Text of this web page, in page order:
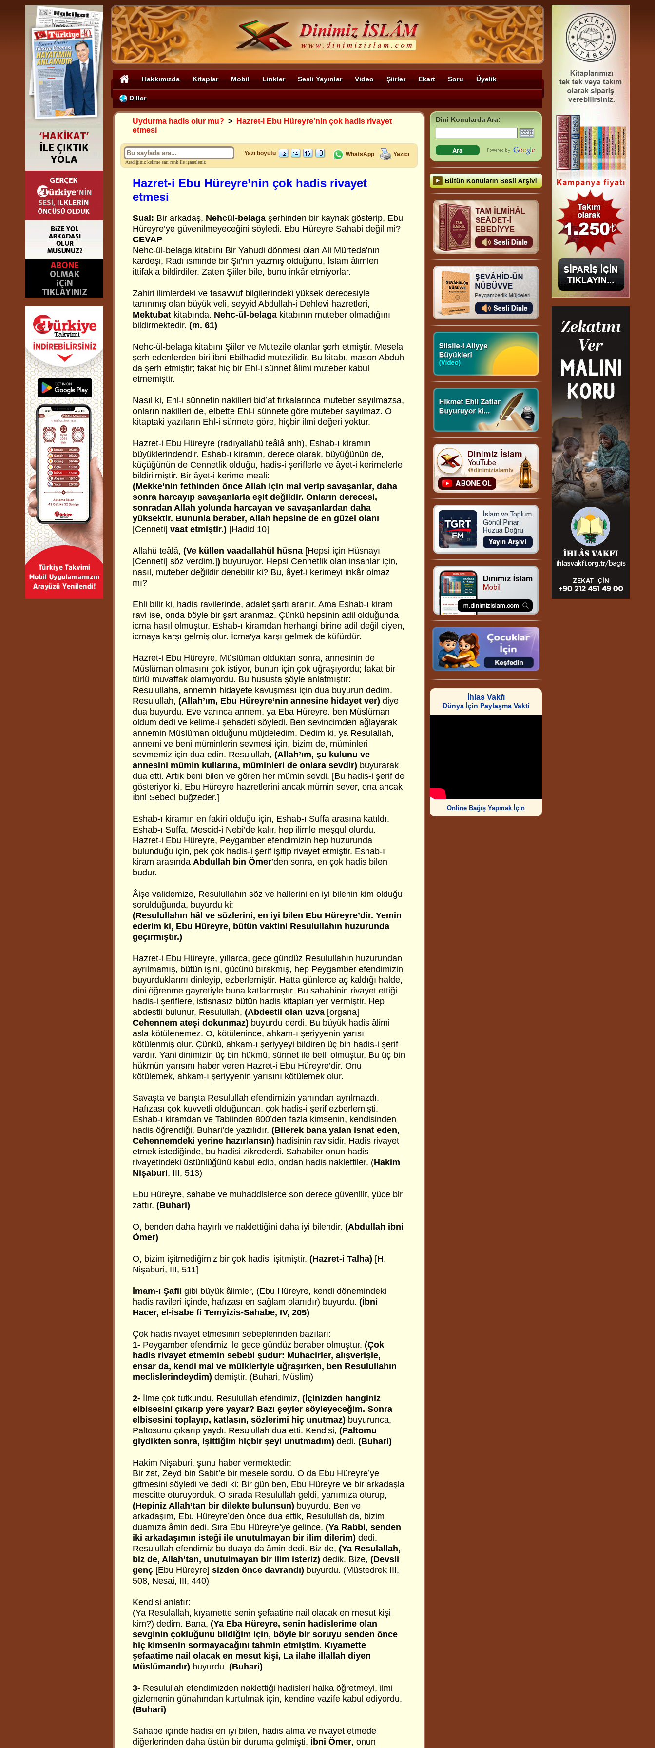
Hakkımızda Kitaplar Mobil Linkler Sesli Yayınlar Video Şiirler Ekart Soru Üyelik
Diller
Uydurma hadis olur mu? >
Hazret-i Ebu Hüreyre’nin çok hadis rivayet
etmesi
Aradığınız kelime sarı renk ile işaretlenir.
Yazı boyutu WhatsApp Yazıcı
Hazret-i Ebu Hüreyre’nin çok hadis rivayet
etmesi
Sual: Bir arkadaş, Nehcül-belaga şerhinden bir kaynak gösterip, Ebu
Hüreyre’ye güvenilmeyeceğini söyledi. Ebu Hüreyre Sahabi değil mi?
CEVAP
Nehc-ül-belaga kitabını Bir Yahudi dönmesi olan Ali Mürteda'nın
kardeşi, Radi isminde bir Şii'nin yazmış olduğunu, İslam âlimleri
ittifakla bildirdiler. Zaten Şiiler bile, bunu inkâr etmiyorlar.
Zahiri ilimlerdeki ve tasavvuf bilgilerindeki yüksek derecesiyle
tanınmış olan büyük veli, seyyid Abdullah-i Dehlevi hazretleri,
Mektubat kitabında, Nehc-ül-belaga kitabının muteber olmadığını
bildirmektedir. (m. 61)
Nehc-ül-belaga kitabını Şiiler ve Mutezile olanlar şerh etmiştir. Mesela
şerh edenlerden biri İbni Ebilhadid mutezilidir. Bu kitabı, mason Abduh
da şerh etmiştir; fakat hiç bir Ehl-i sünnet âlimi muteber kabul
etmemiştir.
Nasıl ki, Ehl-i sünnetin nakilleri bid’at fırkalarınca muteber sayılmazsa,
onların nakilleri de, elbette Ehl-i sünnete göre muteber sayılmaz. O
kitaptaki yazıların Ehl-i sünnete göre, hiçbir ilmi değeri yoktur.
Hazret-i Ebu Hüreyre (radıyallahü teâlâ anh), Eshab-ı kiramın
büyüklerindendir. Eshab-ı kiramın, derece olarak, büyüğünün de,
küçüğünün de Cennetlik olduğu, hadis-i şeriflerle ve âyet-i kerimelerle
bildirilmiştir. Bir âyet-i kerime meali:
(Mekke’nin fethinden önce Allah için mal verip savaşanlar, daha
sonra harcayıp savaşanlarla eşit değildir. Onların derecesi,
sonradan Allah yolunda harcayan ve savaşanlardan daha
yüksektir. Bununla beraber, Allah hepsine de en güzel olanı
[Cenneti] vaat etmiştir.) [Hadid 10]
Allahü teâlâ, (Ve küllen vaadallahül hüsna [Hepsi için Hüsnayı
[Cenneti] söz verdim.]) buyuruyor. Hepsi Cennetlik olan insanlar için,
nasıl, muteber değildir denebilir ki? Bu, âyet-i kerimeyi inkâr olmaz
mı?
Ehli bilir ki, hadis ravilerinde, adalet şartı aranır. Ama Eshab-ı kiram
ravi ise, onda böyle bir şart aranmaz. Çünkü hepsinin adil olduğunda
icma hasıl olmuştur. Eshab-ı kiramdan herhangi birine adil değil diyen,
icmaya karşı gelmiş olur. İcma'ya karşı gelmek de küfürdür.
Hazret-i Ebu Hüreyre, Müslüman olduktan sonra, annesinin de
Müslüman olmasını çok istiyor, bunun için çok uğraşıyordu; fakat bir
türlü muvaffak olamıyordu. Bu hususta şöyle anlatmıştır:
Resulullaha, annemin hidayete kavuşması için dua buyurun dedim.
Resulullah, (Allah’ım, Ebu Hüreyre’nin annesine hidayet ver) diye
dua buyurdu. Eve varınca annem, ya Eba Hüreyre, ben Müslüman
oldum dedi ve kelime-i şehadeti söyledi. Ben sevincimden ağlayarak
annemin Müslüman olduğunu müjdeledim. Dedim ki, ya Resulallah,
annemi ve beni müminlerin sevmesi için, bizim de, müminleri
sevmemiz için dua edin. Resulullah, (Allah’ım, şu kulunu ve
annesini mümin kullarına, müminleri de onlara sevdir) buyurarak
dua etti. Artık beni bilen ve gören her mümin sevdi. [Bu hadis-i şerif de
gösteriyor ki, Ebu Hüreyre hazretlerini ancak mümin sever, ona ancak
İbni Sebeci buğzeder.]
Eshab-ı kiramın en fakiri olduğu için, Eshab-ı Suffa arasına katıldı.
Eshab-ı Suffa, Mescid-i Nebi’de kalır, hep ilimle meşgul olurdu.
Hazret-i Ebu Hüreyre, Peygamber efendimizin hep huzurunda
bulunduğu için, pek çok hadis-i şerif işitip rivayet etmiştir. Eshab-ı
kiram arasında Abdullah bin Ömer’den sonra, en çok hadis bilen
budur.
Âişe validemize, Resulullahın söz ve hallerini en iyi bilenin kim olduğu
sorulduğunda, buyurdu ki:
(Resulullahın hâl ve sözlerini, en iyi bilen Ebu Hüreyre’dir. Yemin
ederim ki, Ebu Hüreyre, bütün vaktini Resulullahın huzurunda
geçirmiştir.)
Hazret-i Ebu Hüreyre, yıllarca, gece gündüz Resulullahın huzurundan
ayrılmamış, bütün işini, gücünü bırakmış, hep Peygamber efendimizin
buyurduklarını dinleyip, ezberlemiştir. Hatta günlerce aç kaldığı halde,
dini öğrenme gayretiyle buna katlanmıştır. Bu sahabinin rivayet ettiği
hadis-i şeriflere, istisnasız bütün hadis kitapları yer vermiştir. Hep
abdestli bulunur, Resulullah, (Abdestli olan uzva [organa]
Cehennem ateşi dokunmaz) buyurdu derdi. Bu büyük hadis âlimi
asla kötülenemez. O, kötülenince, ahkam-ı şeriyyenin yarısı
kötülenmiş olur. Çünkü, ahkam-ı şeriyyeyi bildiren üç bin hadis-i şerif
vardır. Yani dinimizin üç bin hükmü, sünnet ile belli olmuştur. Bu üç bin
hükmün yarısını haber veren Hazret-i Ebu Hüreyre’dir. Onu
kötülemek, ahkam-ı şeriyyenin yarısını kötülemek olur.
Savaşta ve barışta Resulullah efendimizin yanından ayrılmazdı.
Hafızası çok kuvvetli olduğundan, çok hadis-i şerif ezberlemişti.
Eshab-ı kiramdan ve Tabiinden 800’den fazla kimsenin, kendisinden
hadis öğrendiği, Buhari’de yazılıdır. (Bilerek bana yalan isnat eden,
Cehennemdeki yerine hazırlansın) hadisinin ravisidir. Hadis rivayet
etmek istediğinde, bu hadisi zikrederdi. Sahabiler onun hadis
rivayetindeki üstünlüğünü kabul edip, ondan hadis naklettiler. (Hakim
Nişaburi, III, 513)
Ebu Hüreyre, sahabe ve muhaddislerce son derece güvenilir, yüce bir
zattır. (Buhari)
O, benden daha hayırlı ve naklettiğini daha iyi bilendir. (Abdullah ibni
Ömer)
O, bizim işitmediğimiz bir çok hadisi işitmiştir. (Hazret-i Talha) [H.
Nişaburi, III, 511]
İmam-ı Şafii gibi büyük âlimler, (Ebu Hüreyre, kendi dönemindeki
hadis ravileri içinde, hafızası en sağlam olanıdır) buyurdu. (İbni
Hacer, el-İsabe fi Temyizis-Sahabe, IV, 205)
Çok hadis rivayet etmesinin sebeplerinden bazıları:
1- Peygamber efendimiz ile gece gündüz beraber olmuştur. (Çok
hadis rivayet etmemin sebebi şudur: Muhacirler, alışverişle,
ensar da, kendi mal ve mülkleriyle uğraşırken, ben Resulullahın
meclislerindeydim) demiştir. (Buhari, Müslim)
2- İlme çok tutkundu. Resulullah efendimiz, (İçinizden hanginiz
elbisesini çıkarıp yere yayar? Bazı şeyler söyleyeceğim. Sonra
elbisesini toplayıp, katlasın, sözlerimi hiç unutmaz) buyurunca,
Paltosunu çıkarıp yaydı. Resulullah dua etti. Kendisi, (Paltomu
giydikten sonra, işittiğim hiçbir şeyi unutmadım) dedi. (Buhari)
Hakim Nişaburi, şunu haber vermektedir:
Bir zat, Zeyd bin Sabit’e bir mesele sordu. O da Ebu Hüreyre’ye
gitmesini söyledi ve dedi ki: Bir gün ben, Ebu Hüreyre ve bir arkadaşla
mescitte oturuyorduk. O sırada Resulullah geldi, yanımıza oturup,
(Hepiniz Allah’tan bir dilekte bulunsun) buyurdu. Ben ve
arkadaşım, Ebu Hüreyre’den önce dua ettik, Resulullah da, bizim
duamıza âmin dedi. Sıra Ebu Hüreyre’ye gelince, (Ya Rabbi, senden
iki arkadaşımın isteği ile unutulmayan bir ilim dilerim) dedi.
Resulullah efendimiz bu duaya da âmin dedi. Biz de, (Ya Resulallah,
biz de, Allah’tan, unutulmayan bir ilim isteriz) dedik. Bize, (Devsli
genç [Ebu Hüreyre] sizden önce davrandı) buyurdu. (Müstedrek III,
508, Nesai, III, 440)
Kendisi anlatır:
(Ya Resulallah, kıyamette senin şefaatine nail olacak en mesut kişi
kim?) dedim. Bana, (Ya Eba Hüreyre, senin hadislerime olan
sevginin çokluğunu bildiğim için, böyle bir soruyu senden önce
hiç kimsenin sormayacağını tahmin etmiştim. Kıyamette
şefaatime nail olacak en mesut kişi, La ilahe illallah diyen
Müslümandır) buyurdu. (Buhari)
3- Resulullah efendimizden naklettiği hadisleri halka öğretmeyi, ilmi
gizlemenin günahından kurtulmak için, kendine vazife kabul ediyordu.
(Buhari)
Sahabe içinde hadisi en iyi bilen, hadis alma ve rivayet etmede
diğerlerinden daha üstün bir duruma gelmişti. İbni Ömer, onun
Dini Konularda Ara:
İhlas Vakfı
Dünya İçin Paylaşma Vakti
Online Bağış Yapmak İçin